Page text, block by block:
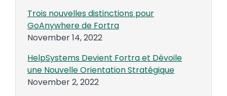
Trois nouvelles distinctions pour
GoAnywhere de Fortra
November 14, 2022
HelpSystems Devient Fortra et Dévoile
une Nouvelle Orientation Stratégique
November 2, 2022